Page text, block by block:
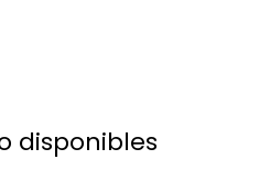
disponibles